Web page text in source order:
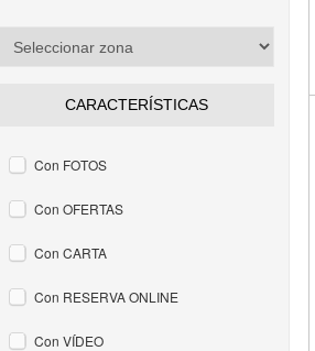
CARACTERÍSTICAS
Con FOTOS
Con OFERTAS
Con CARTA
Con RESERVA ONLINE
Con VÍDEO